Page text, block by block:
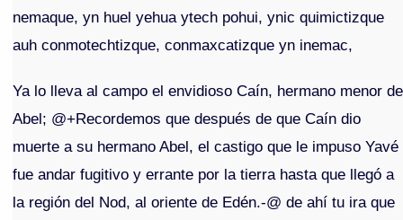
nemaque, yn huel yehua ytech pohui, ynic quimictizque
auh conmotechtizque, conmaxcatizque yn inemac,
Ya lo lleva al campo el envidioso Caín, hermano menor de
Abel; @+Recordemos que después de que Caín dio
muerte a su hermano Abel, el castigo que le impuso Yavé
fue andar fugitivo y errante por la tierra hasta que llegó a
la región del Nod, al oriente de Edén.-@ de ahí tu ira que